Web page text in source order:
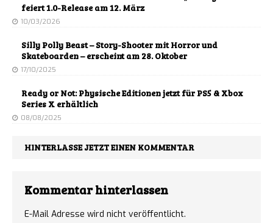
feiert 1.0-Release am 12. März
10/03/2026
Silly Polly Beast – Story-Shooter mit Horror und
Skateboarden – erscheint am 28. Oktober
17/10/2025
Ready or Not: Physische Editionen jetzt für PS5 & Xbox
Series X erhältlich
08/08/2025
HINTERLASSE JETZT EINEN KOMMENTAR
Kommentar hinterlassen
E-Mail Adresse wird nicht veröffentlicht.